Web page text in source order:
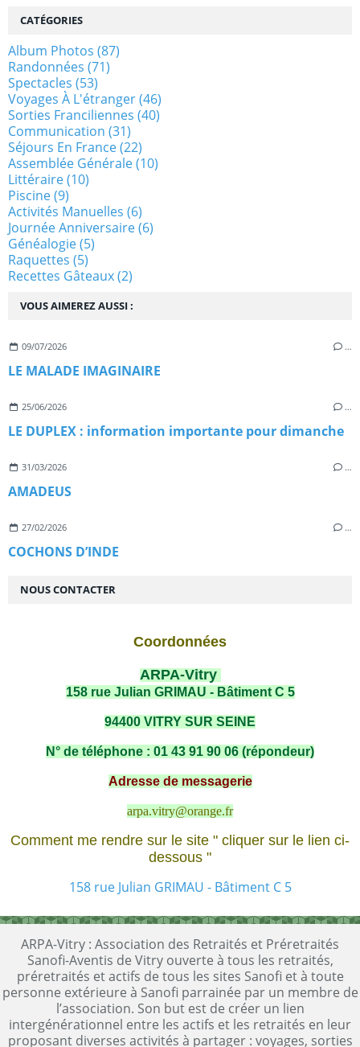
VOUS AIMEREZ AUSSI :
09/07/2026 …
LE MALADE IMAGINAIRE
25/06/2026 …
LE DUPLEX : information importante pour dimanche
31/03/2026 …
AMADEUS
27/02/2026 …
COCHONS D’INDE
CATÉGORIES
Album Photos (87)
Randonnées (71)
Spectacles (53)
Voyages À L'étranger(46)
Sorties Franciliennes (40)
Communication (31)
Séjours En France(22)
Assemblée Générale(10)
Littéraire(10)
Piscine(9)
Activités Manuelles (6)
Journée Anniversaire(6)
Généalogie(5)
Raquettes (5)
Recettes Gâteaux(2)
NOUS CONTACTER
Coordonnées
ARPA-Vitry
158 rue Julian GRIMAU - Bâtiment C 5
94400 VITRY SUR SEINE
N° de téléphone : 01 43 91 90 06 (répondeur)
Adresse de messagerie
arpa.vitry@orange.fr
Comment me rendre sur le site " cliquer sur le lien ci-
dessous "
158 rue Julian GRIMAU - Bâtiment C 5
ARPA-Vitry : Association des Retraités et Préretraités
Sanofi-Aventis de Vitry ouverte à tous les retraités,
préretraités et actifs de tous les sites Sanofi et à toute
personne extérieure à Sanofi parrainée par un membre de
l’association. Son but est de créer un lien
intergénérationnel entre les actifs et les retraités en leur
proposant diverses activités à partager : voyages, sorties